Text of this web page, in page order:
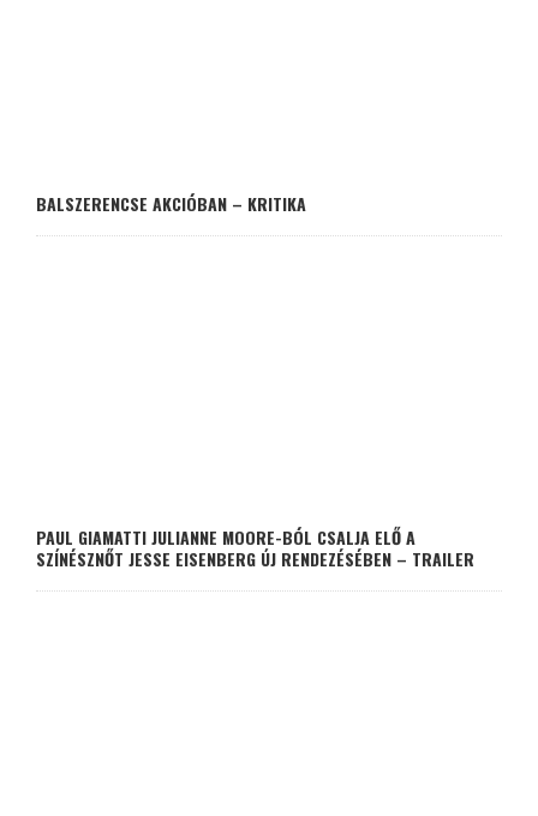
BALSZERENCSE AKCIÓBAN – KRITIKA
PAUL GIAMATTI JULIANNE MOORE-BÓL CSALJA ELŐ A
SZÍNÉSZNŐT JESSE EISENBERG ÚJ RENDEZÉSÉBEN – TRAILER